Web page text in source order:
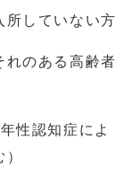
所していない方
れのある高齢者
性認知症によ